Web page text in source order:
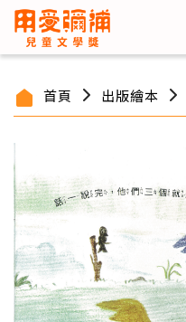
首頁 出版繪本